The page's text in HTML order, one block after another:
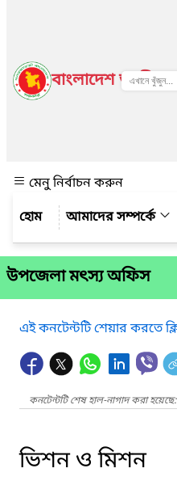
বাংলাদেশ জাতীয়
মেনু নির্বাচন করুন
আমাদের সম্পর্কে
উপজেলা মৎস্য অফিস
এই কনটেন্টটি শেয়ার করতে
কনটেন্টটি শেষ হাল-নাগাদ করা
ভিশন ও মিশন